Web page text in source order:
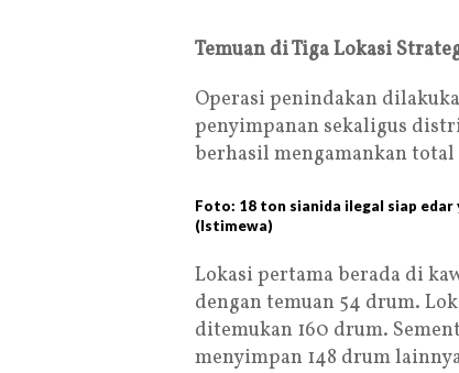
Temuan di Tiga Lokasi
Operasi penindakan
penyimpanan sekaligus
berhasil mengamankan total
Foto: 18 ton sianida ilegal siap
(Istimewa)
Lokasi pertama berada di
dengan temuan 54 drum.
ditemukan 160 drum.
menyimpan 148 drum